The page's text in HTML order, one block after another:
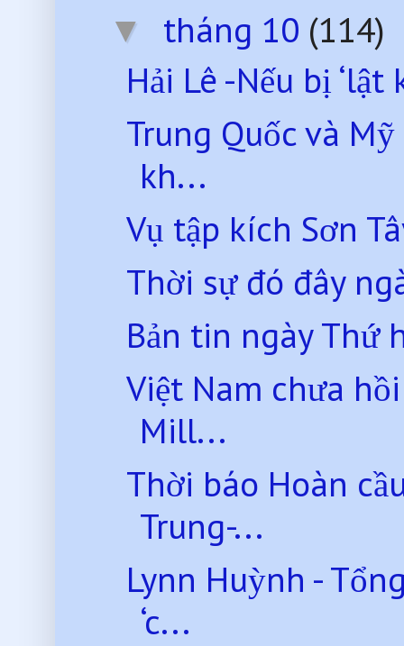
▼ tháng 10 (114)
Hải Lê -Nếu bị ‘lật
Trung Quốc và
kh...
Vụ tập kích Sơn
Thời sự đó đây
Bản tin ngày Thứ
Việt Nam chưa
Mill...
Thời báo Hoàn
Trung-...
Lynn Huỳnh -
‘c...